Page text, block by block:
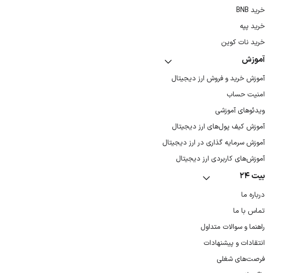
خرید BNB
خرید پپه
خرید نات کوین
آموزش
آموزش خرید و فروش ارز دیجیتال
امنیت حساب
ویدئوهای آموزشی
آموزش کیف پول‌های ارز دیجیتال
آموزش سرمایه گذاری در ارز دیجیتال
آموزش‌های کاربردی ارز دیجیتال
بیت ۲۴
درباره ما
تماس با ما
راهنما و سوالات متداول
انتقادات و پیشنهادات
فرصت‌های شغلی